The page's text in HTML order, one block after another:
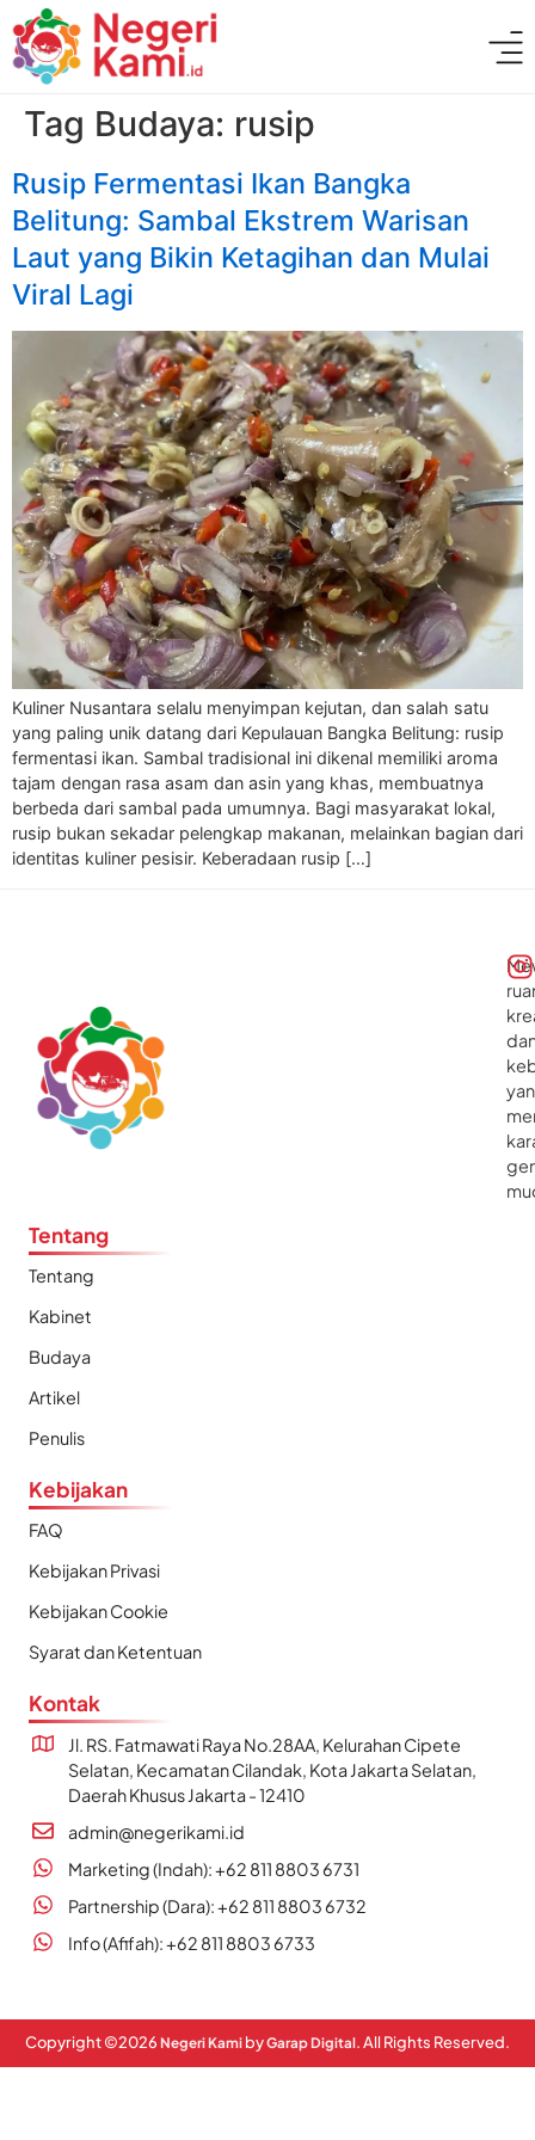
Tag Budaya: rusip
Rusip Fermentasi Ikan Bangka
Belitung: Sambal Ekstrem Warisan
Laut yang Bikin Ketagihan dan Mulai
Viral Lagi
Kuliner Nusantara selalu menyimpan kejutan, dan salah satu
yang paling unik datang dari Kepulauan Bangka Belitung: rusip
fermentasi ikan. Sambal tradisional ini dikenal memiliki aroma
tajam dengan rasa asam dan asin yang khas, membuatnya
berbeda dari sambal pada umumnya. Bagi masyarakat lokal,
rusip bukan sekadar pelengkap makanan, melainkan bagian dari
identitas kuliner pesisir. Keberadaan rusip […]
Tentang
Tentang
Kabinet
Budaya
Artikel
Penulis
Kebijakan
FAQ
Kebijakan Privasi
Kebijakan Cookie
Syarat dan Ketentuan
Kontak
Jl. RS. Fatmawati Raya No.28AA, Kelurahan Cipete
Selatan, Kecamatan Cilandak, Kota Jakarta Selatan,
Daerah Khusus Jakarta - 12410
admin@negerikami.id
Marketing (Indah): +62 811 8803 6731
Partnership (Dara): +62 811 8803 6732
Info (Afifah): +62 811 8803 6733
Copyright ©2026 Negeri Kami byGarap Digital. All Rights Reserved.